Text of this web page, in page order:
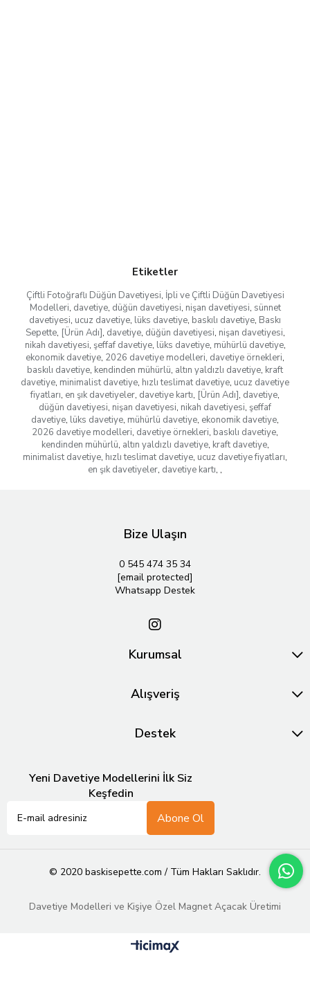
Etiketler
Çiftli Fotoğraflı Düğün Davetiyesi, İpli ve Çiftli Düğün Davetiyesi
Modelleri, davetiye, düğün davetiyesi, nişan davetiyesi, sünnet
davetiyesi, ucuz davetiye, lüks davetiye, baskılı davetiye, Baskı
Sepette, [Ürün Adı], davetiye, düğün davetiyesi, nişan davetiyesi,
nikah davetiyesi, şeffaf davetiye, lüks davetiye, mühürlü davetiye,
ekonomik davetiye, 2026 davetiye modelleri, davetiye örnekleri,
baskılı davetiye, kendinden mühürlü, altın yaldızlı davetiye, kraft
davetiye, minimalist davetiye, hızlı teslimat davetiye, ucuz davetiye
fiyatları, en şık davetiyeler, davetiye kartı, [Ürün Adı], davetiye,
düğün davetiyesi, nişan davetiyesi, nikah davetiyesi, şeffaf
davetiye, lüks davetiye, mühürlü davetiye, ekonomik davetiye,
2026 davetiye modelleri, davetiye örnekleri, baskılı davetiye,
kendinden mühürlü, altın yaldızlı davetiye, kraft davetiye,
minimalist davetiye, hızlı teslimat davetiye, ucuz davetiye fiyatları,
en şık davetiyeler, davetiye kartı, ,
Bize Ulaşın
0 545 474 35 34
[email protected]
Whatsapp Destek
Kurumsal
Alışveriş
Destek
Yeni Davetiye Modellerini İlk Siz
Keşfedin
Abone Ol
© 2020 baskisepette.com / Tüm Hakları Saklıdır.
Davetiye Modelleri ve Kişiye Özel Magnet Açacak Üretimi